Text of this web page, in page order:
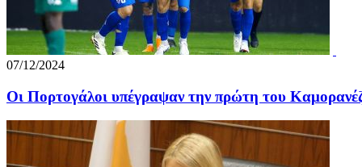
07/12/2024
Οι Πορτογάλοι υπέγραψαν την πρώτη του